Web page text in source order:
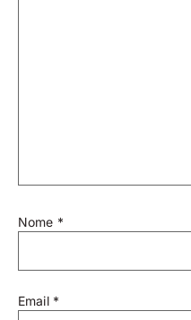
Nome *
Email *